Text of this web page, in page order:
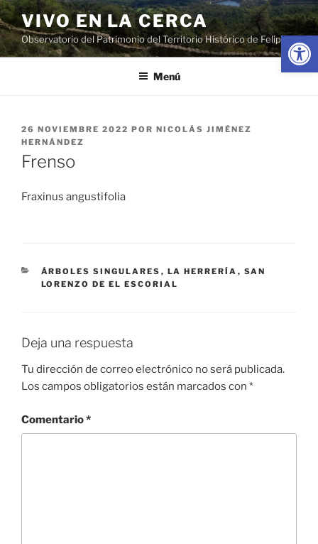
Abrir
Saltar
al
contenido
VIVO EN LA CERCA
Observatorio del Patrimonio del Territorio Histórico de Felipe II
Menú
PUBLICADO
EL
26 NOVIEMBRE 2022 POR NICOLÁS JIMÉNEZ
HERNÁNDEZ
Frenso
Fraxinus angustifolia
CATEGORÍAS
ÁRBOLES SINGULARES , LA HERRERÍA , SAN
LORENZO DE EL ESCORIAL
Deja una respuesta
Tu dirección de correo electrónico no será publicada.
Los campos obligatorios están marcados con *
Comentario*